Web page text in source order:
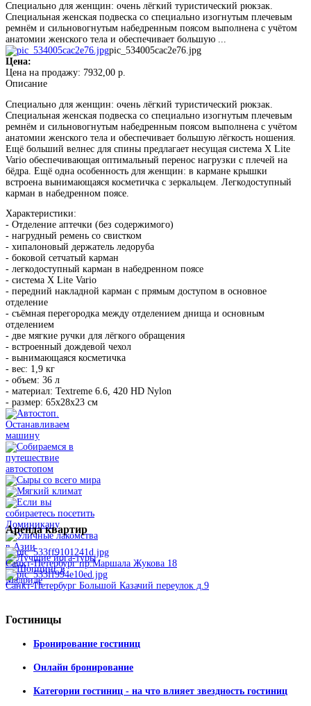
Специально для женщин: очень лёгкий туристический рюкзак.
Специальная женская подвеска со специально изогнутым плечевым
ремнём и сильновогнутым набедренным поясом выполнена с учётом
анатомии женского тела и обеспечивает большую ...
pic_534005cac2e76.jpg
Цена:
Цена на продажу: 7932,00 р.
Описание
Специально для женщин: очень лёгкий туристический рюкзак.
Специальная женская подвеска со специально изогнутым плечевым
ремнём и сильновогнутым набедренным поясом выполнена с учётом
анатомии женского тела и обеспечивает большую лёгкость ношения.
Ещё больший велнес для спины предлагает несущая система X Lite
Vario обеспечивающая оптимальный перенос нагрузки с плечей на
бёдра. Ещё одна особенность для женщин: в кармане крышки
встроена вынимающаяся косметичка с зеркальцем. Легкодоступный
карман в набедренном поясе.
Характеристики:
- Отделение аптечки (без содержимого)
- нагрудный ремень со свистком
- хипалоновый держатель ледоруба
- боковой сетчатый карман
- легкодоступный карман в набедренном поясе
- система X Lite Vario
- передний накладной карман с прямым доступом в основное
отделение
- съёмная перегородка между отделением днища и основным
отделением
- две мягкие ручки для лёгкого обращения
- встроенный дождевой чехол
- вынимающаяся косметичка
- вес: 1,9 кг
- объем: 36 л
- материал: Textreme 6.6, 420 HD Nylon
- размер: 65x28x23 см
Арендаквартир
Санкт-Петербург пр.Маршала Жукова 18
Санкт-Петербург Большой Казачий переулок д.9
Гостиницы
Бронирование гостиниц
Онлайн бронирование
Категории гостиниц - на что влияет звездность гостиниц